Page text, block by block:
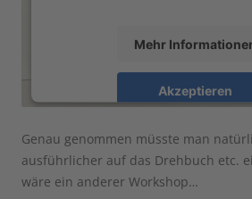
Mehr
Akzeptieren
Platform
Genau genommen müsste man
ausführlicher auf das Drehbuch etc.
wäre ein anderer Workshop…